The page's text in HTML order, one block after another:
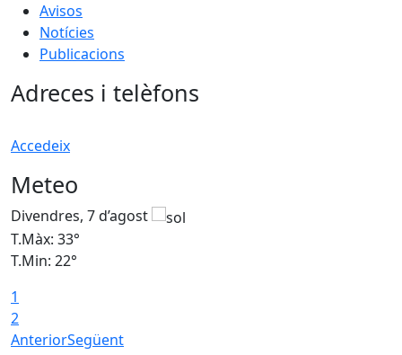
Avisos
Notícies
Publicacions
Adreces i telèfons
Accedeix
Meteo
Divendres, 7 d’agost
T.Màx: 33°
T.Min: 22°
1
2
AnteriorSegüent